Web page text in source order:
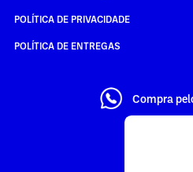
POLÍTICA DE PRIVACIDADE
POLÍTICA DE ENTREGAS
Compra